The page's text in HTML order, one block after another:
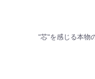
"芯"を感じる本物